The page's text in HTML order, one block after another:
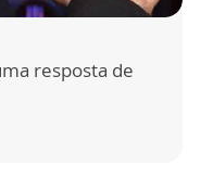
resposta de